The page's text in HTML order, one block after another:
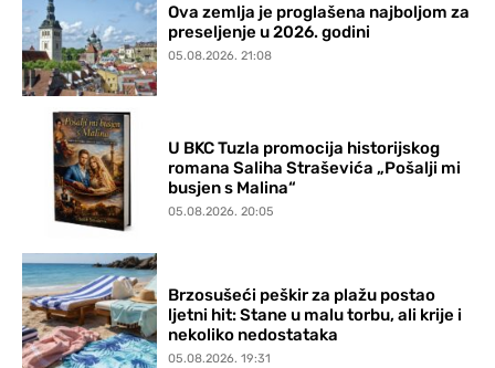
Ova zemlja je proglašena najboljom za
preseljenje u 2026. godini
05.08.2026. 21:08
U BKC Tuzla promocija historijskog
romana Saliha Straševića „Pošalji mi
busjen s Malina“
05.08.2026. 20:05
Brzosušeći peškir za plažu postao
ljetni hit: Stane u malu torbu, ali krije i
nekoliko nedostataka
05.08.2026. 19:31